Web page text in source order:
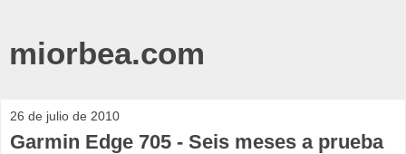
miorbea.com
26 de julio de 2010
Garmin Edge 705 - Seis meses a prueba